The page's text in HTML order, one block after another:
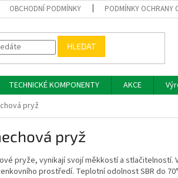
OBCHODNÍ PODMÍNKY PODMÍNKY OCHRANY
HLEDAT
TECHNICKÉ KOMPONENTY AKCE
pryž
pryž
pryže, vynikají svojí měkkostí a stlačitelností.
prostředí. Teplotní odolnost SBR do